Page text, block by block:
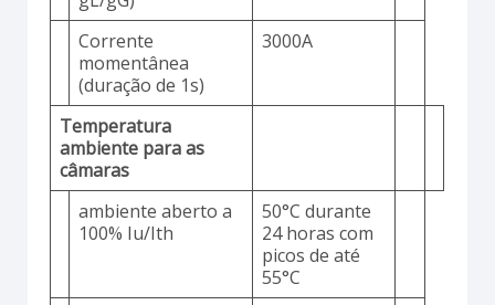
Corrente
momentânea
(duração de 1s)
3000A
Temperatura
ambiente para as
câmaras
ambiente aberto a
100% Iu/Ith
50°C durante
24 horas com
picos de até
55°C